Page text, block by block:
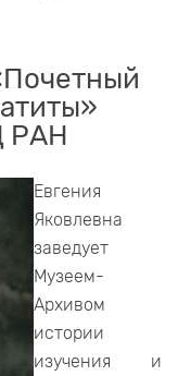
РАН
Евгения
Яковлевна
заведует
Музеем-
Архивом
истории
изучения и